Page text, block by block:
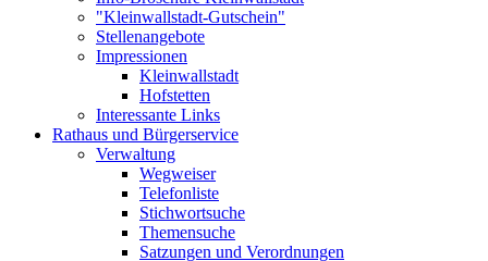
"Kleinwallstadt-Gutschein"
Stellenangebote
Impressionen
Kleinwallstadt
Hofstetten
Interessante Links
Rathaus und Bürgerservice
Verwaltung
Wegweiser
Telefonliste
Stichwortsuche
Themensuche
Satzungen und Verordnungen